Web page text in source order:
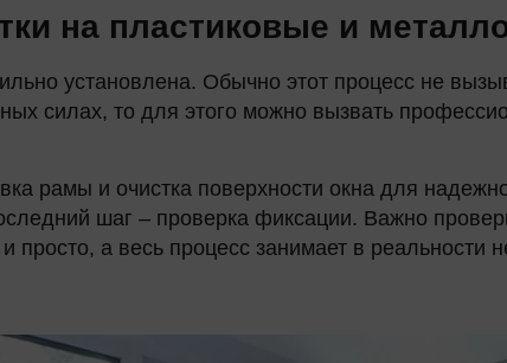
на пластиковые и
установлена. Обычно этот процесс не
силах, то для этого можно вызвать
рамы и очистка поверхности окна для
шаг – проверка фиксации. Важно
а весь процесс занимает в реальности